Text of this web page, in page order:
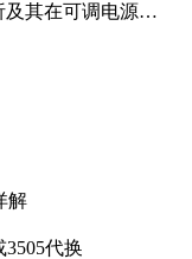
及其在可调电源设
解
3505代换